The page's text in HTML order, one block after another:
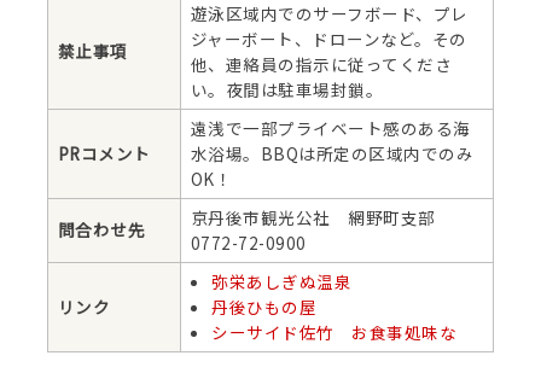
禁止事項
遊泳区域内でのサーフボード、プレ
ジャーボート、ドローンなど。その
他、連絡員の指示に従ってくださ
い。夜間は駐車場封鎖。
PRコメント
遠浅で一部プライベート感のある海
水浴場。BBQは所定の区域内でのみ
OK！
問合わせ先
京丹後市観光公社 網野町支部
0772-72-0900
リンク
弥栄あしぎぬ温泉
丹後ひもの屋
シーサイド佐竹 お食事処味な